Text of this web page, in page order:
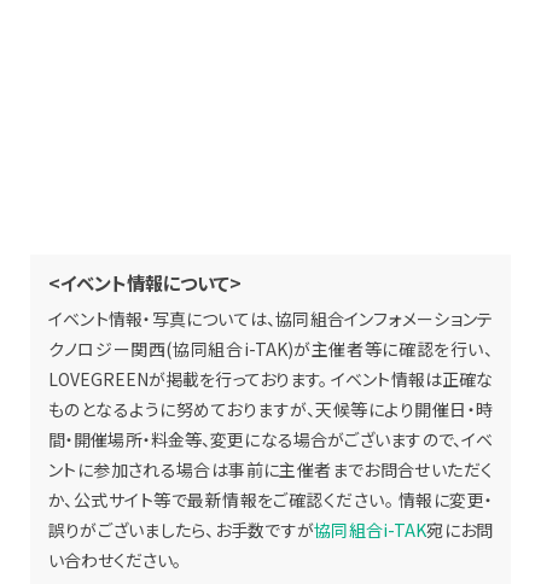
<イベント情報について>
イベント情報・写真については、協同組合インフォメーションテ
クノロジー関西(協同組合i-TAK)が主催者等に確認を行い、
LOVEGREENが掲載を行っております。 イベント情報は正確な
ものとなるように努めておりますが、天候等により開催日・時
間・開催場所・料金等、変更になる場合がございますので、イベ
ントに参加される場合は事前に主催者までお問合せいただく
か、公式サイト等で最新情報をご確認ください。 情報に変更・
誤りがございましたら、お手数ですが協同組合i-TAK宛にお問
い合わせください。